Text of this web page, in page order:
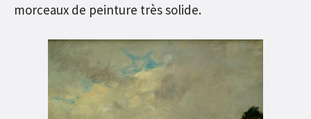
morceaux de peinture très solide.